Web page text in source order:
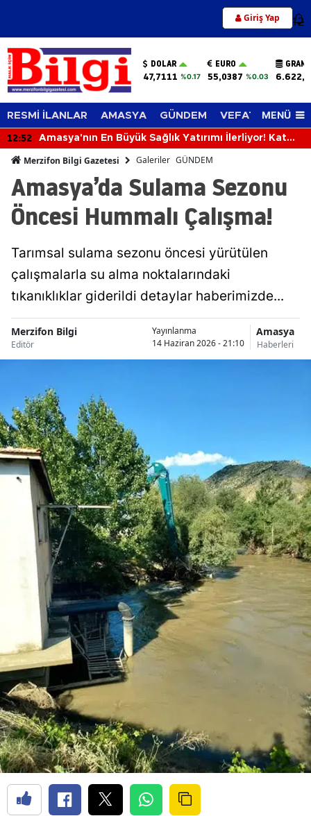
Giriş Yap 12
DOLAR
47,7111 %0.17
EURO
55,0387 %0.03
RESMİ İLANLAR AMASYA GÜNDEM VEFAT EDENLER
MENÜ
12:13 Merzifonspor'dan Transfer Şov!
Merzifon Bilgi Gazetesi Galeriler GÜNDEM
Amasya’da Sulama Sezonu
Öncesi Hummalı Çalışma!
Tarımsal sulama sezonu öncesi yürütülen
çalışmalarla su alma noktalarındaki
tıkanıklıklar giderildi detaylar haberimizde...
Merzifon Bilgi
Editör
Yayınlanma
14 Haziran 2026 - 21:10
Amasya
Haberleri